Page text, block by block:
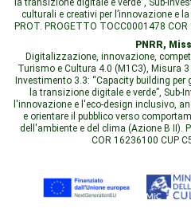
la transizione digitale e verde”, Sub-
culturali e creativi per l’innovazione e
PROT. PROGETTO TOCC0001478
PNRR,
Digitalizzazione, innovazione,
Turismo e Cultura 4.0 (M1C3), Misura
Investimento 3.3: “Capacity building
la transizione digitale e verde”, Sub-
l'innovazione e l'eco-design inclusivo,
e orientare il pubblico verso
dell'ambiente e del clima (Azione B II).
COR 16236100 CUP